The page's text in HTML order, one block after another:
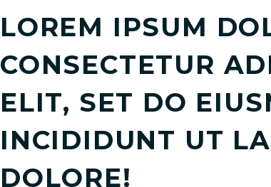
LOREM IPSUM
CONSECTETUR
ELIT, SET DO
INCIDIDUNT UT
DOLORE!